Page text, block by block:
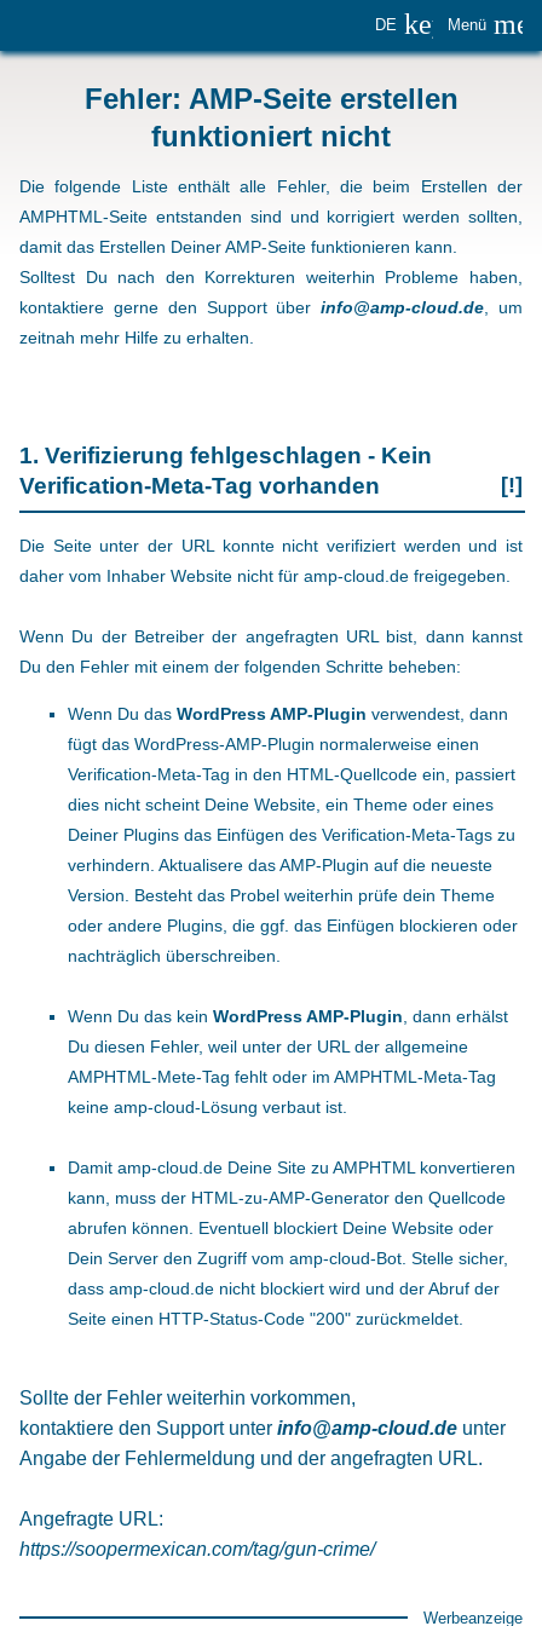
DE Menü
Fehler: AMP-Seite erstellen
funktioniert nicht
Die folgende Liste enthält alle Fehler, die beim Erstellen der
AMPHTML-Seite entstanden sind und korrigiert werden sollten,
damit das Erstellen Deiner AMP-Seite funktionieren kann.
Solltest Du nach den Korrekturen weiterhin Probleme haben,
kontaktiere gerne den Support überinfo@amp-cloud.de, um
zeitnah mehr Hilfe zu erhalten.
1. Verifizierung fehlgeschlagen - Kein
Verification-Meta-Tag vorhanden
[!]
Die Seite unter der URL konnte nicht verifiziert werden und ist
daher vom Inhaber Website nicht für amp-cloud.de freigegeben.
Wenn Du der Betreiber der angefragten URL bist, dann kannst
Du den Fehler mit einem der folgenden Schritte beheben:
Wenn Du das WordPress AMP-Plugin verwendest, dann
fügt das WordPress-AMP-Plugin normalerweise einen
Verification-Meta-Tag in den HTML-Quellcode ein, passiert
dies nicht scheint Deine Website, ein Theme oder eines
Deiner Plugins das Einfügen des Verification-Meta-Tags zu
verhindern. Aktualisere das AMP-Plugin auf die neueste
Version. Besteht das Probel weiterhin prüfe dein Theme
oder andere Plugins, die ggf. das Einfügen blockieren oder
nachträglich überschreiben.
Wenn Du das kein WordPress AMP-Plugin , dann erhälst
Du diesen Fehler, weil unter der URL der allgemeine
AMPHTML-Mete-Tag fehlt oder im AMPHTML-Meta-Tag
keine amp-cloud-Lösung verbaut ist.
Damit amp-cloud.de Deine Site zu AMPHTML konvertieren
kann, muss der HTML-zu-AMP-Generator den Quellcode
abrufen können. Eventuell blockiert Deine Website oder
Dein Server den Zugriff vom amp-cloud-Bot. Stelle sicher,
dass amp-cloud.de nicht blockiert wird und der Abruf der
Seite einen HTTP-Status-Code "200" zurückmeldet.
Sollte der Fehler weiterhin vorkommen,
kontaktiere den Support unter info@amp-cloud.de unter
Angabe der Fehlermeldung und der angefragten URL.
Angefragte URL:
https://soopermexican.com/tag/gun-crime/
Werbeanzeige